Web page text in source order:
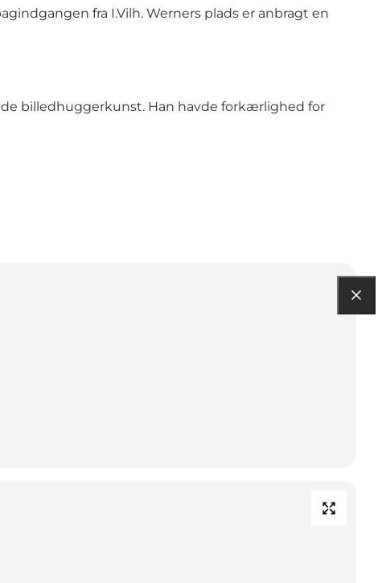
fra I.Vilh. Werners plads er anbragt en
billedhuggerkunst. Han havde forkærlighed for